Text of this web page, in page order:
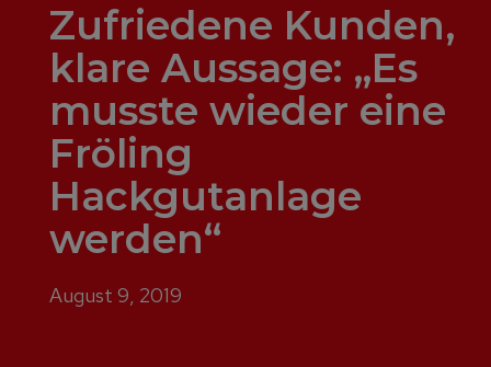
Zufriedene Kunden,
klare Aussage: „Es
musste wieder eine
Fröling
Hackgutanlage
werden“
August 9, 2019